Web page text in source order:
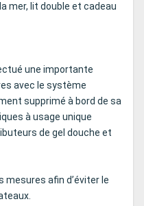
mer, lit double et cadeau
une importante
avec le système
supprimé à bord de sa
à usage unique
de gel douche et
mesures afin d’éviter le